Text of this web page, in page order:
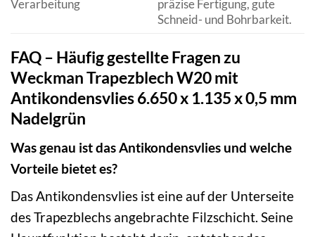
Verarbeitung
präzise Fertigung, gute
Schneid- und Bohrbarkeit.
FAQ – Häufig gestellte Fragen zu
Weckman Trapezblech W20 mit
Antikondensvlies 6.650 x 1.135 x 0,5 mm
Nadelgrün
Was genau ist das Antikondensvlies und welche
Vorteile bietet es?
Das Antikondensvlies ist eine auf der Unterseite
des Trapezblechs angebrachte Filzschicht. Seine